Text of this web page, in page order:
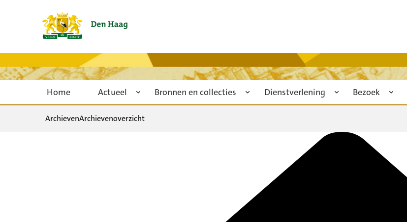
Home Actueel Bronnen en collecties Dienstverlening Bezoek
ArchievenArchievenoverzicht